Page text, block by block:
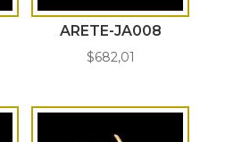
ARETE-JA008
$682,01